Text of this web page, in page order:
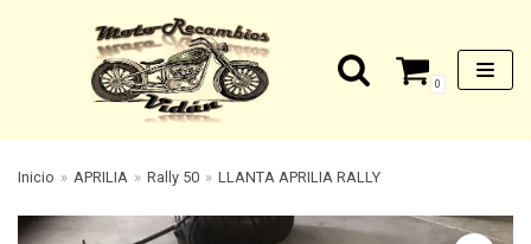
0
Inicio » APRILIA » Rally 50 » LLANTA APRILIA RALLY